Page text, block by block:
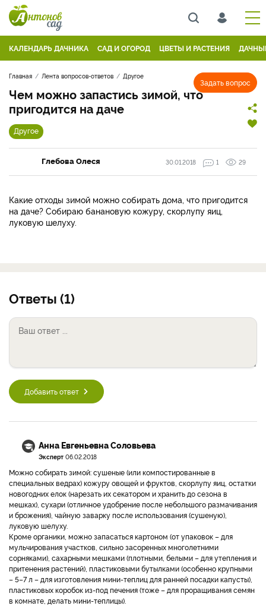
КАЛЕНДАРЬ ДАЧНИКА САД И ОГОРОД ЦВЕТЫ И РАСТЕНИЯ
Задать вопрос
Главная Лента вопросов-ответов Другое
Чем можно запастись зимой, что
пригодится на даче
Другое
Глебова Олеся 30.01.2018 1 29
Какие отходы зимой можно собирать дома, что пригодится
на даче? Собираю банановую кожуру, скорлупу яиц,
луковую шелуху.
Ответы (1)
Добавить ответ
Анна Евгеньевна Соловьева
Эксперт 06.02.2018
Можно собирать зимой: сушеные (или компостированные в
специальных ведрах) кожуру овощей и фруктов, скорлупу яиц, остатки
новогодних елок (нарезать их секатором и хранить до сезона в
мешках), сухари (отличное удобрение после небольшого размачивания
и брожения), чайную заварку после использования (сушеную),
луковую шелуху.
Кроме органики, можно запасаться картоном (от упаковок – для
мульчирования участков, сильно засоренных многолетними
сорняками), сахарными мешками (плотными, белыми – для утепления и
притенения растений), пластиковыми бутылками (особенно крупными
– 5–7 л – для изготовления мини-теплиц для ранней посадки капусты),
пластиковых коробок из-под печения (тоже – для проращивания семян
в комнате, делать мини-теплицы).